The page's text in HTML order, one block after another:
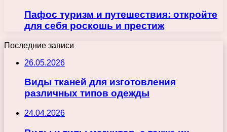
Пафос туризм и путешествия: откройте
для себя роскошь и престиж
Последние записи
26.05.2026
Виды тканей для изготовления
различных типов одежды
24.04.2026